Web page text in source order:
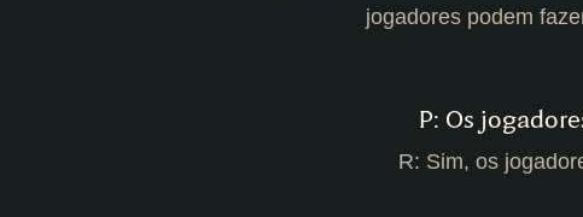
jogadores podem
P: Os
R: Sim, os